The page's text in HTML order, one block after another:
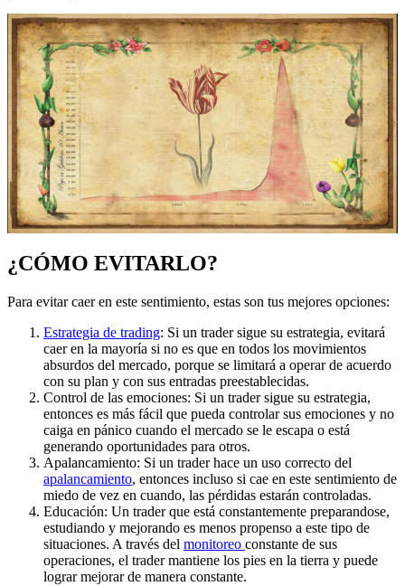
¿CÓMO EVITARLO?
Para evitar caer en este sentimiento, estas son tus mejores opciones:
Estrategia de trading: Si un trader sigue su estrategia, evitará
caer en la mayoría si no es que en todos los movimientos
absurdos del mercado, porque se limitará a operar de acuerdo
con su plan y con sus entradas preestablecidas.
Control de las emociones: Si un trader sigue su estrategia,
entonces es más fácil que pueda controlar sus emociones y no
caiga en pánico cuando el mercado se le escapa o está
generando oportunidades para otros.
Apalancamiento: Si un trader hace un uso correcto del
apalancamiento, entonces incluso si cae en este sentimiento de
miedo de vez en cuando, las pérdidas estarán controladas.
Educación: Un trader que está constantemente preparandose,
estudiando y mejorando es menos propenso a este tipo de
situaciones. A través del monitoreo constante de sus
operaciones, el trader mantiene los pies en la tierra y puede
lograr mejorar de manera constante.